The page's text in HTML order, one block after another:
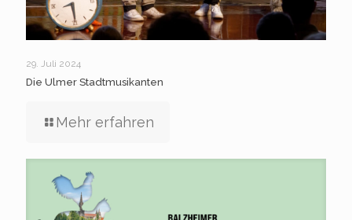
29. Juli 2024
Die Ulmer Stadtmusikanten
Mehr erfahren